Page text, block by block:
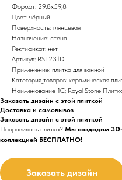
Формат: 29,8x59,8
Цвет: чёрный
Поверхность: глянцевая
Назначение: стена
Ректификат: нет
Артикул: RSL231D
Применение: плитка для ванной
Категория_товаров: керамическая
Наименование_1С: Royal Stone
Заказать дизайн с этой плиткой
Доставка и самовывоз
Заказать дизайн с этой плиткой
Понравилась плитка? Мы создадим 3D-
коллекцией БЕСПЛАТНО!
Заказать дизайн